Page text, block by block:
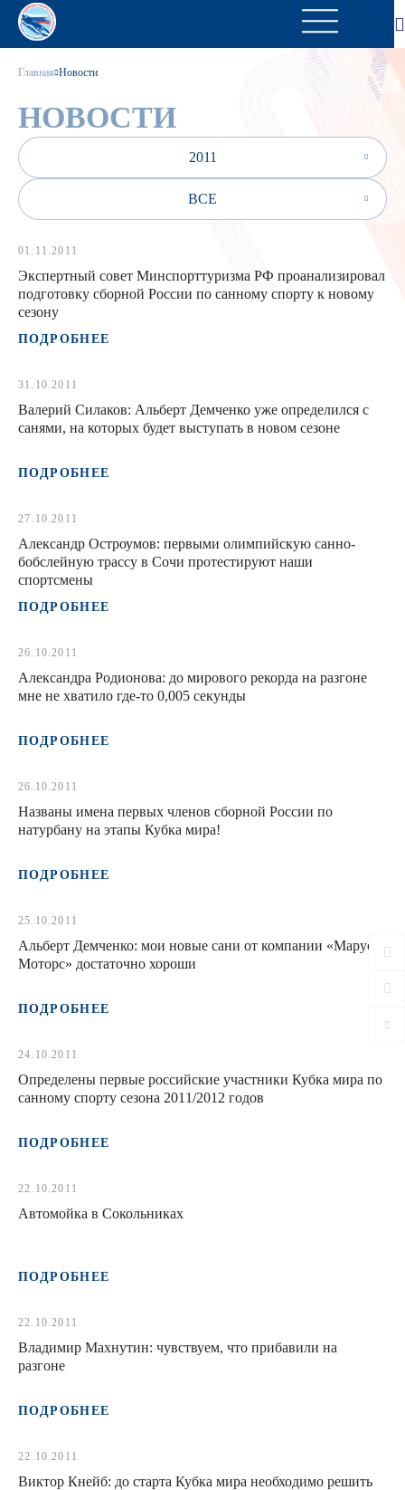
Главная Новости
НОВОСТИ
2011
ВСЕ
01.11.2011
Экспертный совет Минспорттуризма РФ проанализировал
подготовку сборной России по санному спорту к новому
сезону
ПОДРОБНЕЕ
31.10.2011
Валерий Силаков: Альберт Демченко уже определился с
санями, на которых будет выступать в новом сезоне
ПОДРОБНЕЕ
27.10.2011
Александр Остроумов: первыми олимпийскую санно-
бобслейную трассу в Сочи протестируют наши
спортсмены
ПОДРОБНЕЕ
26.10.2011
Александра Родионова: до мирового рекорда на разгоне
мне не хватило где-то 0,005 секунды
ПОДРОБНЕЕ
26.10.2011
Названы имена первых членов сборной России по
натурбану на этапы Кубка мира!
ПОДРОБНЕЕ
25.10.2011
Альберт Демченко: мои новые сани от компании «Маруся
Моторс» достаточно хороши
ПОДРОБНЕЕ
24.10.2011
Определены первые российские участники Кубка мира по
санному спорту сезона 2011/2012 годов
ПОДРОБНЕЕ
22.10.2011
Автомойка в Сокольниках
ПОДРОБНЕЕ
22.10.2011
Владимир Махнутин: чувствуем, что прибавили на
разгоне
ПОДРОБНЕЕ
22.10.2011
Виктор Кнейб: до старта Кубка мира необходимо решить